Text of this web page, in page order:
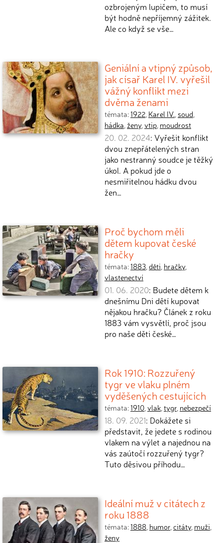
ozbrojeným lupičem, to musí
být hodně nepříjemný zážitek.
Ale co když se vše…
Geniální a vtipný způsob,
jak císař Karel IV. vyřešil
vážný konflikt mezi
dvěma ženami
témata:1922, Karel IV., soud,
hádka, ženy,vtip, moudrost
20. 02. 2024: Vyřešit konflikt
dvou znepřátelených stran
jako nestranný soudce je těžký
úkol. A pokud jde o
nesmiřitelnou hádku dvou
žen…
Proč bychom měli
dětem kupovat české
hračky
témata:1883,děti, hračky,
vlastenectví
01. 06. 2020: Budete dětem k
dnešnímu Dni dětí kupovat
nějakou hračku? Článek z roku
1883 vám vysvětlí, proč jsou
pro naše děti české…
Rok 1910: Rozzuřený
tygr ve vlaku plném
vyděšených cestujících
témata:1910,vlak,tygr, nebezpečí
18. 09. 2021: Dokážete si
představit, že jedete s rodinou
vlakem na výlet a najednou na
vás zaútočí rozzuřený tygr?
Tuto děsivou příhodu…
Ideální muž v citátech z
roku 1888
témata:1888, humor,citáty, muži,
ženy